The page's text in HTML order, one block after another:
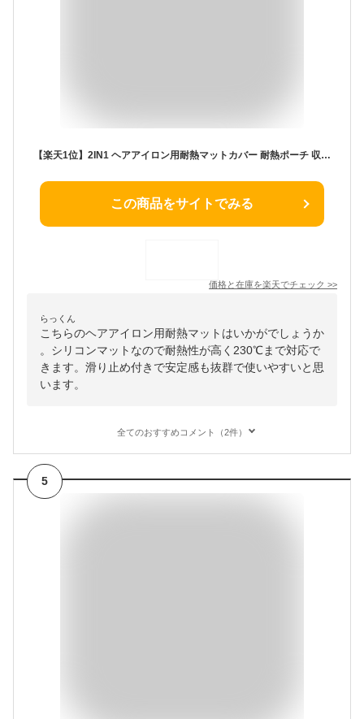
【楽天1位】2IN1 ヘアアイロン用耐熱マットカバー 耐熱ポーチ 収納ポーチ 耐熱温度230℃ 耐熱収納ケース ヘアアイロンを熱いまま収納できるポーチ 耐熱シリコンマット バッグを焦げから守り耐熱生地 滑り止め 旅行 トラベルポーチネコポス送料無料！【ra51311】
この商品をサイトでみる
価格と在庫を楽天でチェック >>
らっくん
こちらのヘアアイロン用耐熱マットはいかがでしょうか
。シリコンマットなので耐熱性が高く230℃まで対応で
きます。滑り止め付きで安定感も抜群で使いやすいと思
います。
全てのおすすめコメント（2件）
5